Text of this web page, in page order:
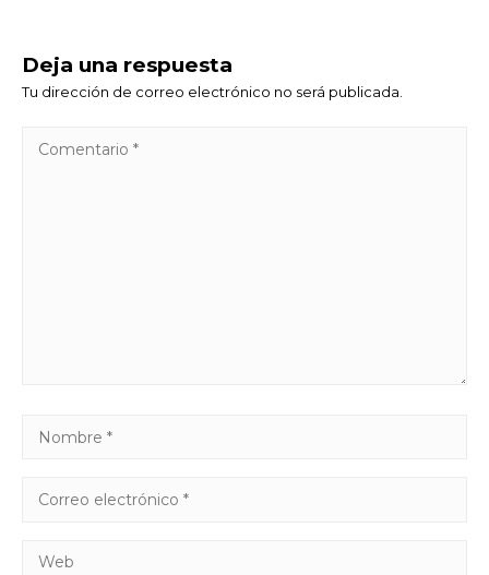
Deja una respuesta
Tu dirección de correo electrónico no será publicada.